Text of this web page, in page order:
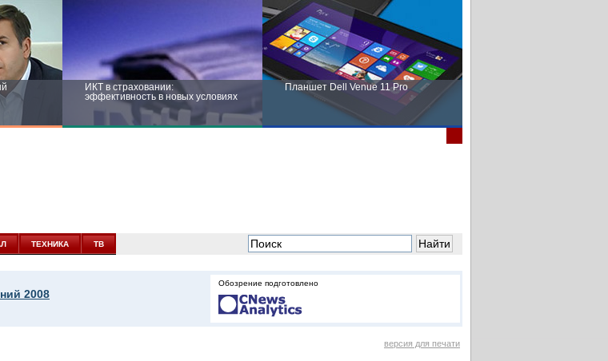
ИКТ в страховании:
эффективность в новых условиях
Планшет Dell Venue 11 Pro
новых условиях
ТЕХНИКА ТВ
2008
Обозрение подготовлено
версия для печати